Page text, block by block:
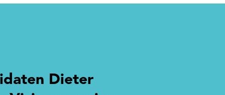
Dieter